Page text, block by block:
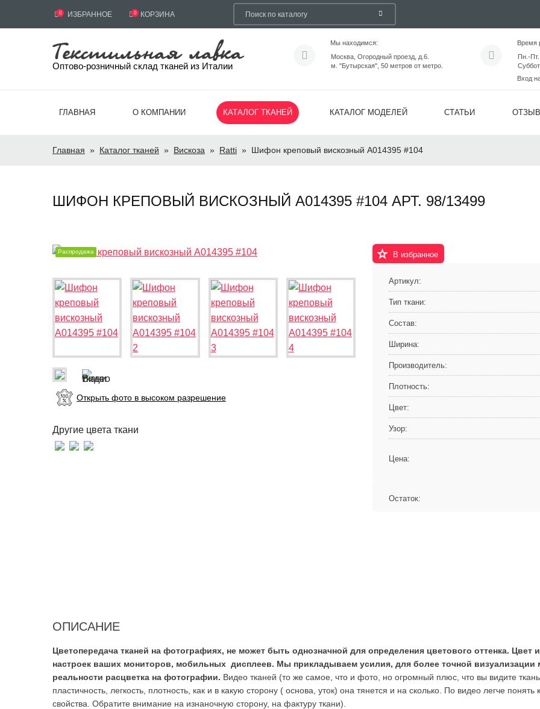
0 ИЗБРАННОЕ 0 КОРЗИНА
Оптово-розничный склад тканей из Италии
Мы находимся:
Москва, Огородный проезд, д.6.
м. "Бутырская", 50 метров от метро.
Время
Пн.-
Вход
ГЛАВНАЯ О КОМПАНИИ КАТАЛОГ ТКАНЕЙ КАТАЛОГ МОДЕЛЕЙ СТАТЬИ
Главная » Каталог тканей » Вискоза » Ratti » Шифон креповый вискозный А014395 #104
ШИФОН КРЕПОВЫЙ ВИСКОЗНЫЙ А014395 #104 АРТ. 98/13499
Распродажа
Открыть фото в высоком разрешение
Другие цвета ткани
В избранное
Артикул:
Тип ткани:
Состав:
Ширина:
Производитель:
Плотность:
Цвет:
Узор:
Цена:
Остаток:
ОПИСАНИЕ
Цветопередача тканей на фотографиях, не может быть однозначной для определения цветового оттенка. Цвет
настроек ваших мониторов, мобильных дисплеев. Мы прикладываем усилия, для более точной визуализации
реальности расцветка на фотографии. Видео тканей (то же самое, что и фото, но огромный плюс, что вы видите
пластичность, легкость, плотность, как и в какую сторону ( основа, уток) она тянется и на сколько. По видео легче
свойства. Обратите внимание на изнаночную сторону, на фактуру ткани).